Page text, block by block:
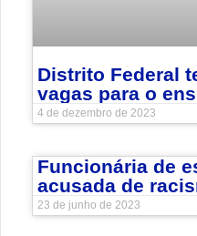
Distrito Federal
vagas para o
4 de dezembro de 2023
Funcionária de
acusada de
23 de junho de 2023